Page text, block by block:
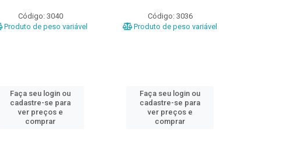
Código: 3040
Produto de peso variável
Faça seu login ou
cadastre-se para
ver preços e
comprar
Código: 3036
Produto de peso variável
Faça seu login ou
cadastre-se para
ver preços e
comprar